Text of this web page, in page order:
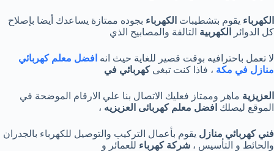
الكهرباء يقوم بتشطيبات الكهرباء بجوده ممتازة يساعدك أيضا بإصلاح
كل الدوائر
الكهربية التالفة والمصابيح الذي
لا تعمل باحترافيه بوقت قصير للغاية حيث انه افضل معلم كهربائي
منازل في مكة ، فاذا كنت تبغىكهربائي في
العزيزية ماهر وممتاز فعليك الاتصال بنا علي الارقام الموضحة في
الموقع ليصلك افضل معلم كهربائى العزيزيه ،
فني كهربائي منازل يقوم بأعمال التركيب والتوصيل للكهرباء بالجدران
والحائط و التأسيس ، شركة كهرباء للعمائر و